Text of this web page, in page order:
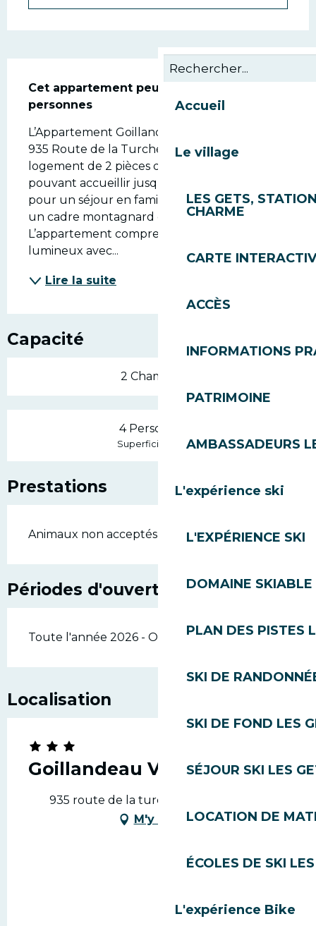
Accueil
Le village
LES GETS,
CHARME
CARTE
ACCÈS
INFORMATIONS
PATRIMOINE
AMBASSADEURS
L'expérience ski
L'EXPÉRIENCE SKI
DOMAINE SKIABLE
PLAN DES PISTES
SKI DE
SKI DE FOND LES
SÉJOUR SKI LES
LOCATION DE
ÉCOLES DE SKI
L'expérience Bike
Description
Cet appartement peut accueillir jusqu'à 4
personnes
L’Appartement Goillandeau Virginie situé au
935 Route de la Turche à Les Gets est un
logement de 2 pièces d’environ 40 m²
pouvant accueillir jusqu’à 4 personnes, idéal
pour un séjour en famille ou entre amis dans
un cadre montagnard calme et agréable.
L’appartement comprend un séjour
lumineux avec...
Lire la suite
Capacité
2 Chambre(s)
4 Personne(s)
Superficie : 48 m 2
Prestations
Animaux non acceptés
Périodes d'ouverture
Toute l'année 2026 - Ouvert tous les jours
Localisation
Goillandeau Virginie
935 route de la turche, 74260 Les Gets
M'y rendre